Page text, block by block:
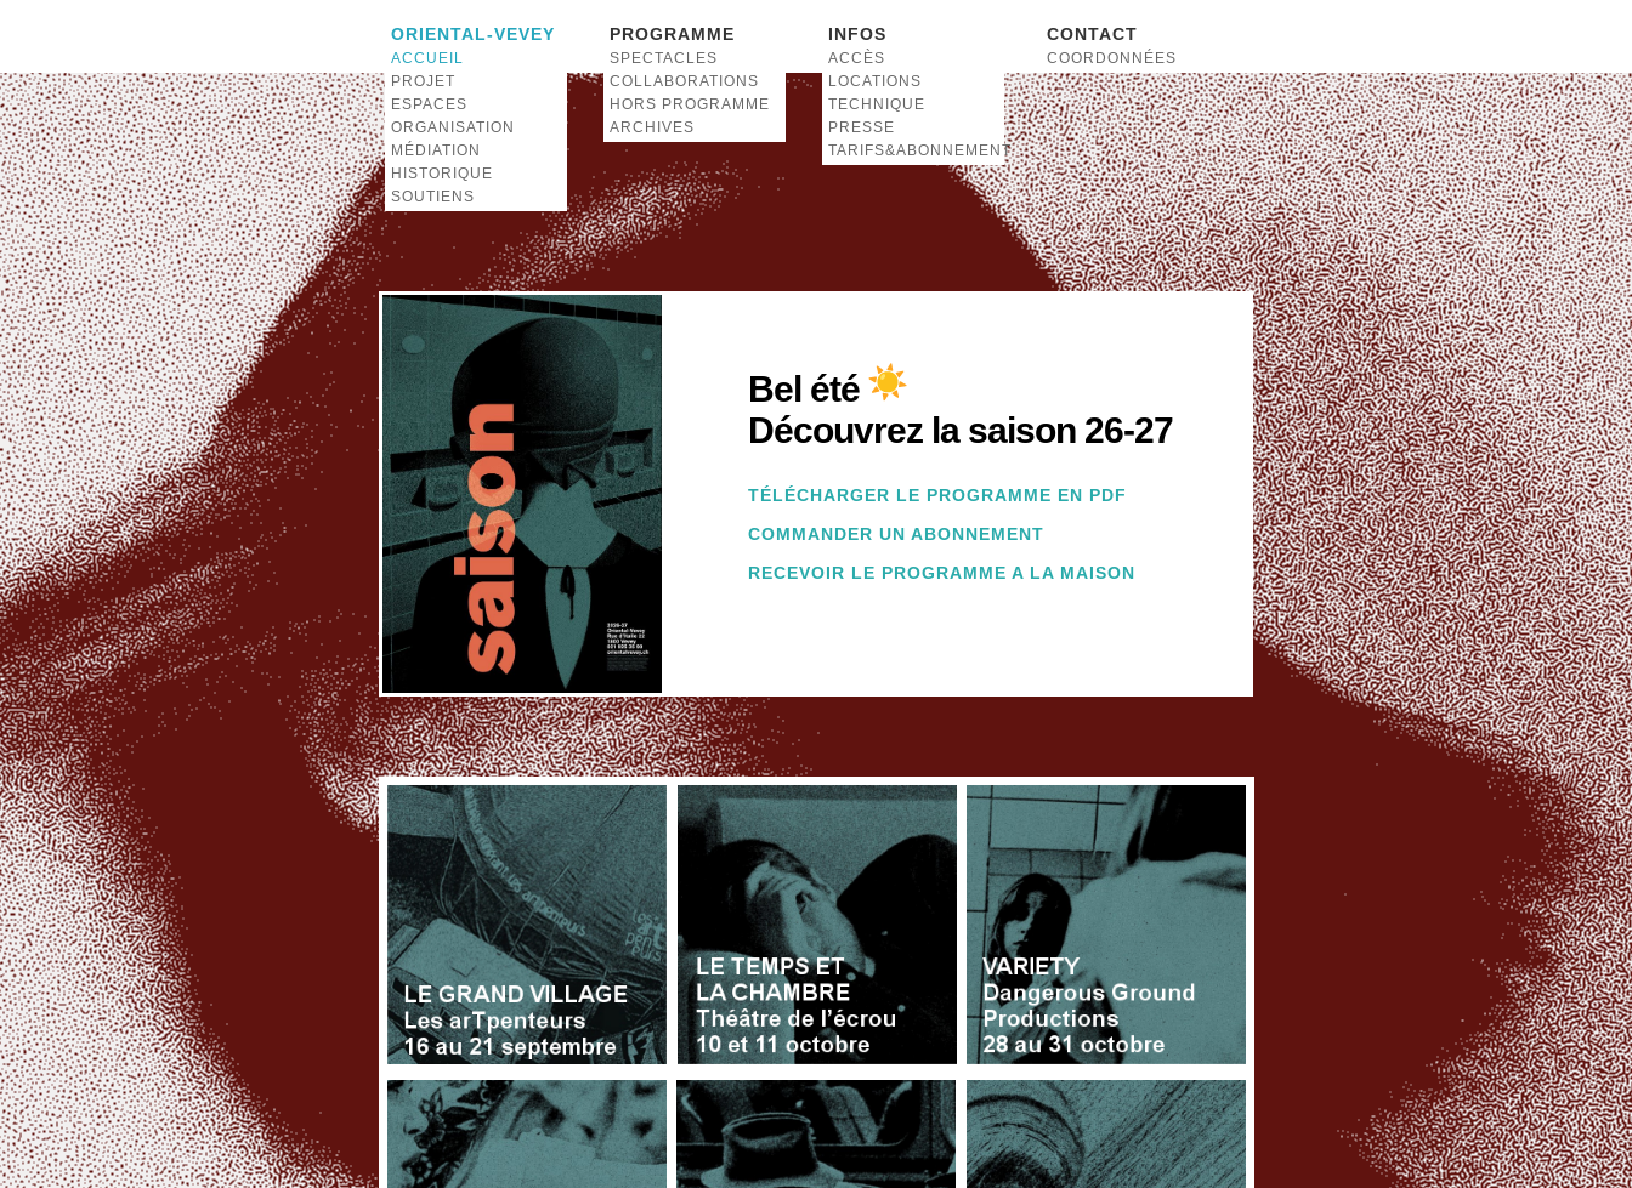
ORIENTAL-VEVEY
ACCUEIL
PROJET
ESPACES
ORGANISATION
MÉDIATION
HISTORIQUE
SOUTIENS
PROGRAMME
SPECTACLES
COLLABORATIONS
HORS PROGRAMME
ARCHIVES
INFOS
ACCÈS
LOCATIONS
TECHNIQUE
PRESSE
TARIFS&ABONNEMENT
CONTACT
COORDONNÉES
Bel été
Découvrez la saison 26-27
TÉLÉCHARGER LE PROGRAMME EN PDF
COMMANDER UN ABONNEMENT
RECEVOIR LE PROGRAMME A LA MAISON